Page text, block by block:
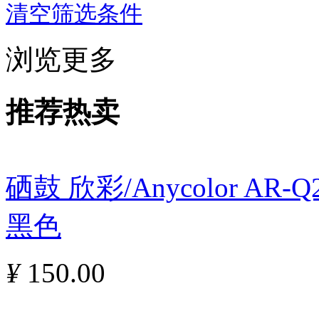
清空筛选条件
浏览更多
推荐热卖
硒鼓 欣彩/Anycolor AR-
黑色
¥150.00